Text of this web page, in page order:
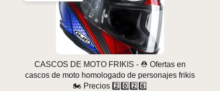
CASCOS DE MOTO FRIKIS - ⛑️ Ofertas en
cascos de moto homologado de personajes frikis
🏍️ Precios 2️⃣0️⃣2️⃣6️⃣